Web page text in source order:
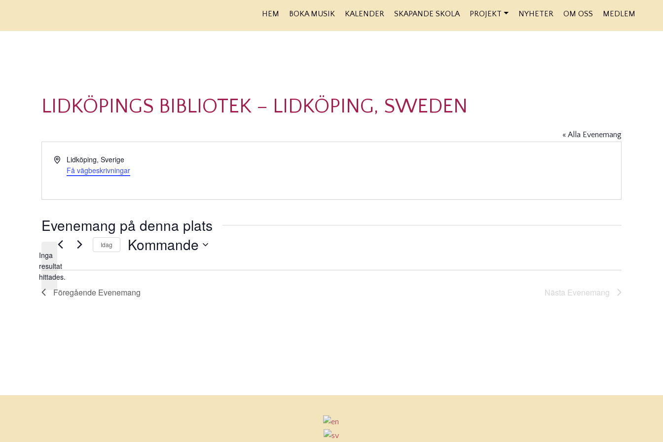
HEM BOKA MUSIK KALENDER SKAPANDE SKOLA PROJEKT NYHETER OM OSS MEDLEM
LIDKÖPINGS BIBLIOTEK – LIDKÖPING, SWEDEN
« Alla Evenemang
AdressLidköping, Sverige
Få vägbeskrivningar
Evenemang på denna plats
Notis
Inga
resultat
hittades.
Idag Kommande
datum.
Föregående Evenemang Nästa Evenemang